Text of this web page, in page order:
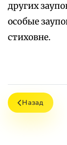
других
особые
стиховне.
Назад